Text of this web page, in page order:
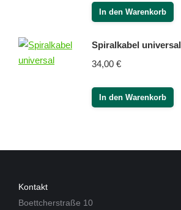
In den Warenkorb
Spiralkabel universal
34,00 €
In den Warenkorb
Kontakt
Boettcherstraße 10